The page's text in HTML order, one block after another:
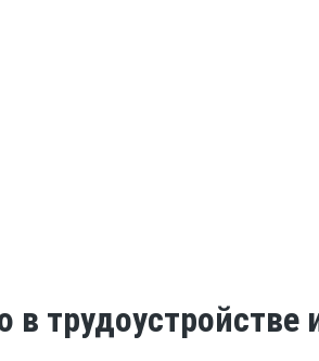
трудоустройстве